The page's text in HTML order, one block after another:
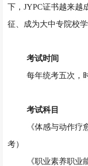
下，JYPC证书越来越
征、成为大中专院校
考试时间
每年统考五次，
考试科目
《体感与动作
考）
《职业素养职业